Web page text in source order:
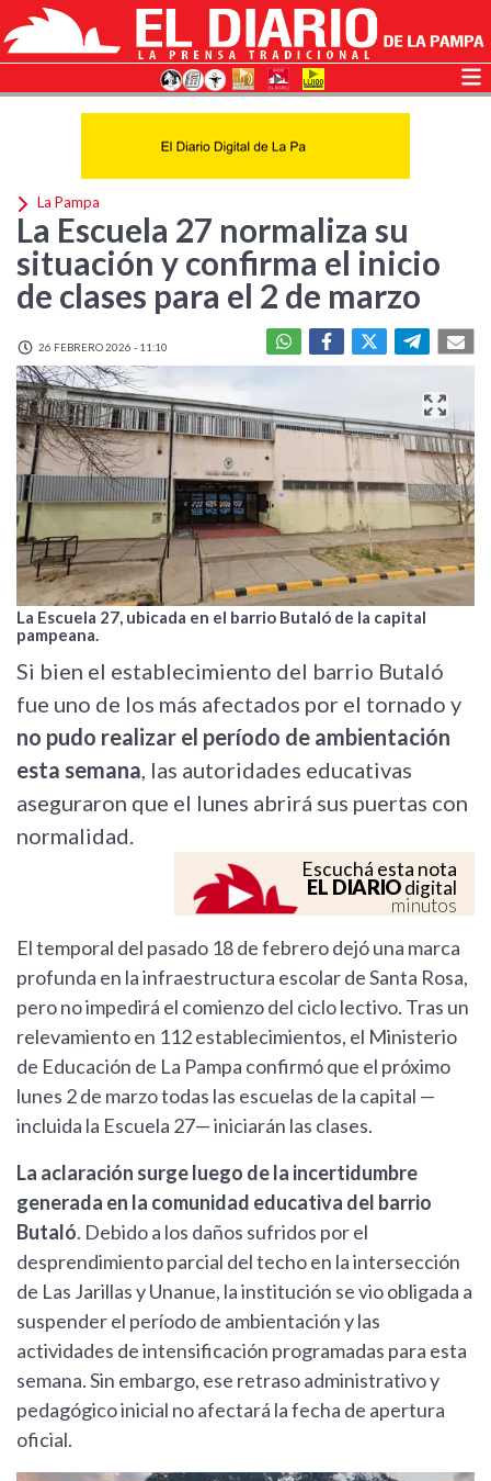
La Pampa
La Escuela 27 normaliza su
situación y confirma el inicio
de clases para el 2 de marzo
26 FEBRERO 2026 - 11:10
La Escuela 27, ubicada en el barrio Butaló de la capital
pampeana.
Si bien el establecimiento del barrio Butaló
fue uno de los más afectados por el tornado y
no pudo realizar el período de ambientación
esta semana, las autoridades educativas
aseguraron que el lunes abrirá sus puertas con
normalidad.
Escuchá esta nota
EL DIARIOdigital
minutos
El temporal del pasado 18 de febrero dejó una marca
profunda en la infraestructura escolar de Santa Rosa,
pero no impedirá el comienzo del ciclo lectivo. Tras un
relevamiento en 112 establecimientos, el Ministerio
de Educación de La Pampa confirmó que el próximo
lunes 2 de marzo todas las escuelas de la capital —
incluida la Escuela 27— iniciarán las clases.
La aclaración surge luego de la incertidumbre
generada en la comunidad educativa del barrio
Butaló. Debido a los daños sufridos por el
desprendimiento parcial del techo en la intersección
de Las Jarillas y Unanue, la institución se vio obligada a
suspender el período de ambientación y las
actividades de intensificación programadas para esta
semana. Sin embargo, ese retraso administrativo y
pedagógico inicial no afectará la fecha de apertura
oficial.